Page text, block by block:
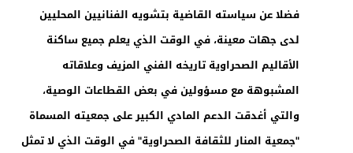
فضلا عن سياسته القاضية بتشويه الفنانيين المحليين
لدى جهات معينة، في الوقت الذي يعلم جميع ساكنة
الأقاليم الصحراوية تاريخه الفني المزيف وعلاقاته
المشبوهة مع مسؤولين في بعض القطاعات الوصية،
والتي أغدقت الدعم المادي الكبير على جمعيته المسماة
"جمعية المنار للثقافة الصحراوية" في الوقت الذي لا تمثل